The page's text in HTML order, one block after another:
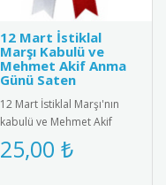
12 Mart İstiklal
Marşı Kabulü ve
Mehmet Akif Anma
Günü Saten
12 Mart İstiklal Marşı'nın
kabulü ve Mehmet Akif
Ersoy\'u anma gününe özel
saten kokart. Milli değer..
25,00 ₺